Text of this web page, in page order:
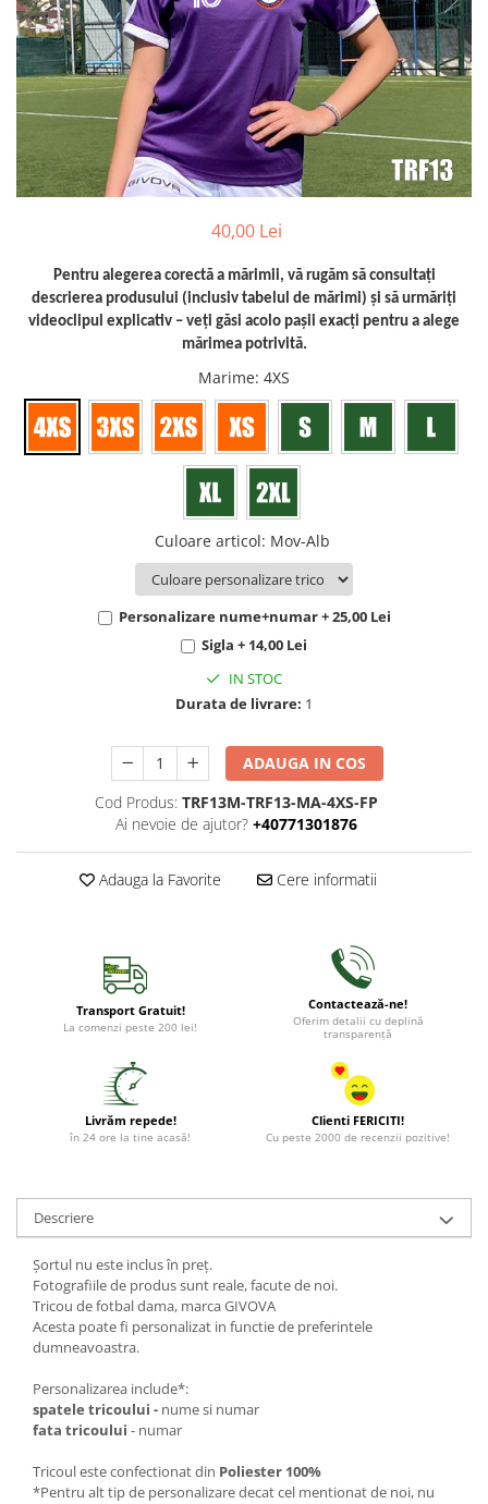
Bidoane si termosuri sportive
Sepci
Trofee
40,00 Lei
Pentru alegerea corectă a mărimii, vă rugăm să consultați
descrierea produsului (inclusiv tabelul de mărimi) și să urmăriți
videoclipul explicativ – veți găsi acolo pașii exacți pentru a alege
mărimea potrivită.
Marime: 4XS
Culoare articol: Mov-Alb
Personalizare nume+numar + 25,00 Lei
Sigla + 14,00 Lei
IN STOC
Durata de livrare: 1
ADAUGA IN COS
Cod Produs: TRF13M-TRF13-MA-4XS-FP
Ai nevoie de ajutor? +40771301876
Adauga la Favorite Cere informatii
Transport Gratuit!
La comenzi peste 200 lei!
Contactează-ne!
Oferim detalii cu deplină
transparență
Livrăm repede!
în 24 ore la tine acasă!
Clienti FERICITI!
Cu peste 2000 de recenzii pozitive!
Descriere
Șortul nu este inclus în preț.
Fotografiile de produs sunt reale, facute de noi.
Tricou de fotbal dama, marca GIVOVA
Acesta poate fi personalizat in functie de preferintele
dumneavoastra.
Personalizarea include*:
spatele tricoului - nume si numar
fata tricoului - numar
Tricoul este confectionat din Poliester 100%
*Pentru alt tip de personalizare decat cel mentionat de noi, nu